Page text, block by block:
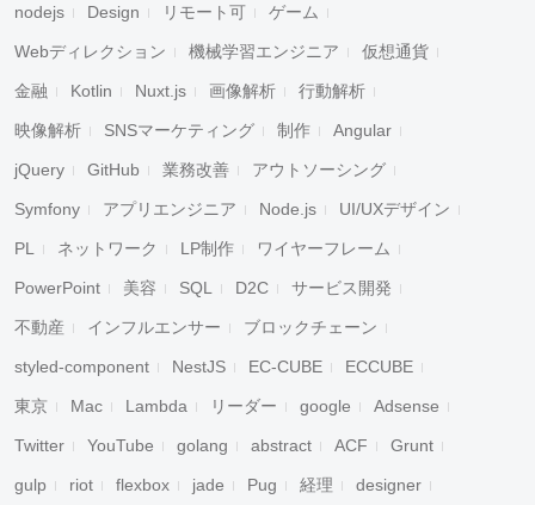
nodejs Design リモート可 ゲーム
Webディレクション 機械学習エンジニア 仮想通貨
金融 Kotlin Nuxt.js 画像解析 行動解析
映像解析 SNSマーケティング 制作 Angular
jQuery GitHub 業務改善 アウトソーシング
Symfony アプリエンジニア Node.js UI/UXデザイン
PL ネットワーク LP制作 ワイヤーフレーム
PowerPoint 美容 SQL D2C サービス開発
不動産 インフルエンサー ブロックチェーン
styled-component NestJS EC-CUBE ECCUBE
東京 Mac Lambda リーダー google Adsense
Twitter YouTube golang abstract ACF Grunt
gulp riot flexbox jade Pug 経理 designer